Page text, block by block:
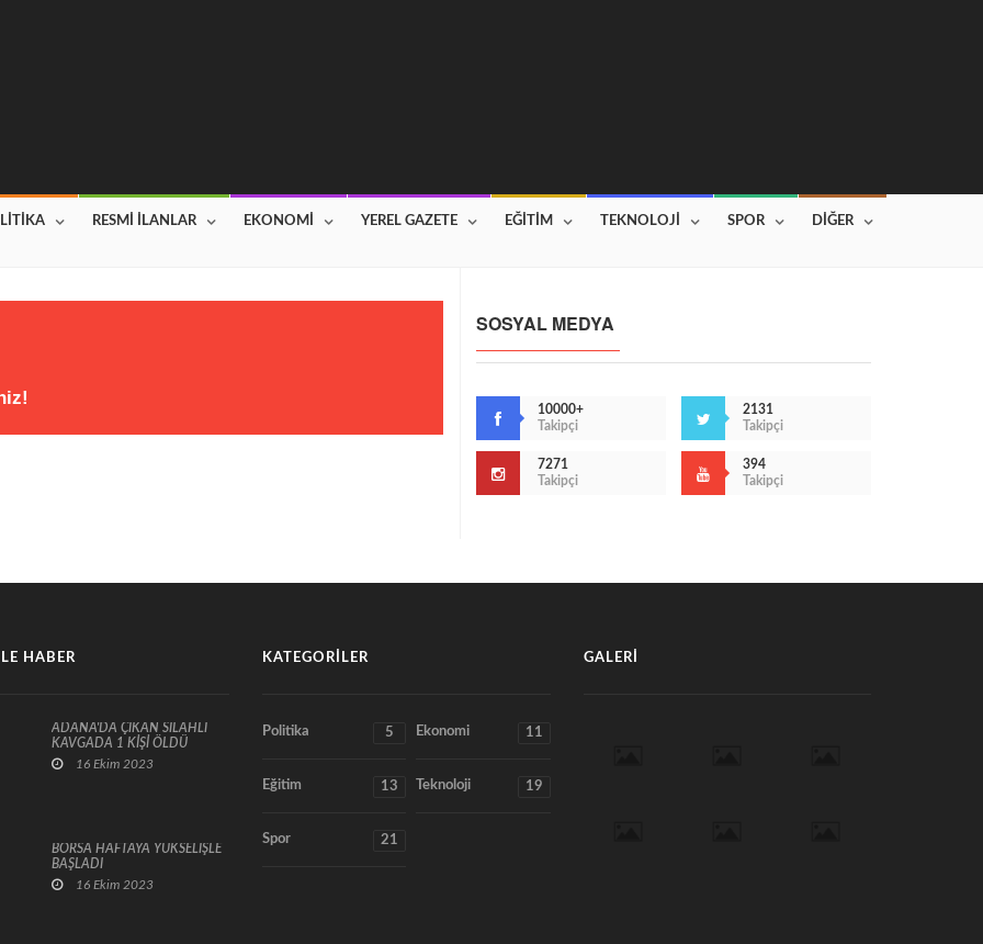
RESMİ İLANLAR EKONOMİ YEREL GAZETE EĞİTİM TEKNOLOJİ SPOR DİĞER
SOSYAL MEDYA
10000+
Takipçi
2131
Takipçi
7271
Takipçi
394
Takipçi
HABER
ADANA'DA ÇIKAN SİLAHLI
KAVGADA 1 KİŞİ ÖLDÜ
16 Ekim 2023
BORSA HAFTAYA YÜKSELİŞLE
BAŞLADI
16 Ekim 2023
KATEGORILER
Politika 5 Ekonomi 11
Eğitim 13 Teknoloji 19
Spor 21
GALERI